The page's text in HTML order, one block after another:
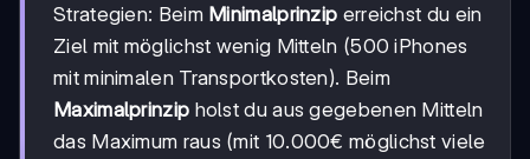
Strategien: Beim Minimalprinzip erreichst du ein
Ziel mit möglichst wenig Mitteln (500 iPhones
mit minimalen Transportkosten). Beim
Maximalprinzip holst du aus gegebenen Mitteln
das Maximum raus (mit 10.000€ möglichst viele